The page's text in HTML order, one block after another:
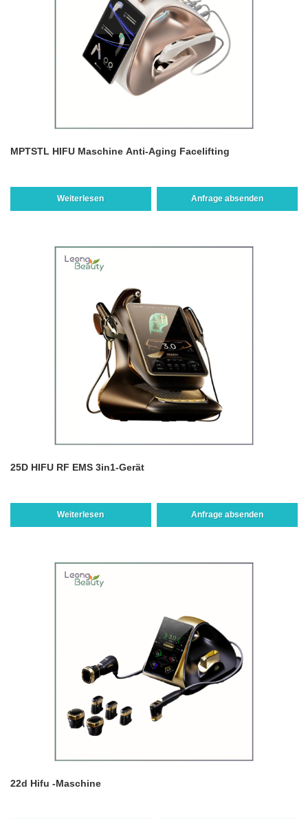
MPTSTL HIFU Maschine Anti-Aging Facelifting
Weiterlesen Anfrage absenden
25D HIFU RF EMS 3in1-Gerät
Weiterlesen Anfrage absenden
22d Hifu -Maschine